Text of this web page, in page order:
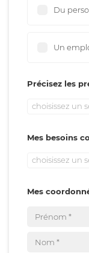
Du
Un
Précisez les
choisissez un
Mes besoins
choisissez un
Mes